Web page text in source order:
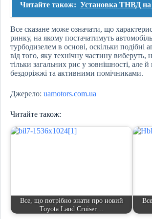
Читайте також: Установка ТНВД на
Все сказане може означати, що
ринку, на якому постачатимуть
турбодизелем в основі, оскільки
від того, яку технічну частину
тільки загальних рис у зовнішності,
бездоріжжі та активними помічниками.
Джерело: uamotors.com.ua
Читайте також:
Все, що потрібно знати про новий
Toyota Land Cruiser…